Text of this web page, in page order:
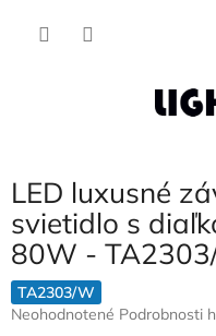
LED luxusné
svietidlo s
80W -
TA2303/W
Priemerné
Neohodnotené Podrobnosti